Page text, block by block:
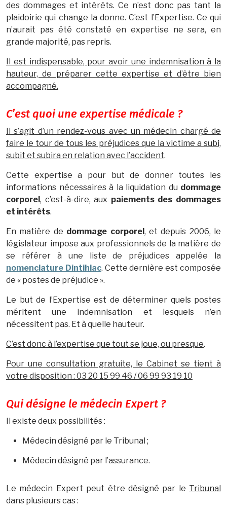
des dommages et intérêts. Ce n’est donc pas tant la
plaidoirie qui change la donne. C’est l’Expertise. Ce qui
n’aurait pas été constaté en expertise ne sera, en
grande majorité, pas repris.
Il est indispensable, pour avoir une indemnisation à la
hauteur, de préparer cette expertise et d’être bien
accompagné.
C’est quoi une expertise médicale ?
Il s’agit d’un rendez-vous avec un médecin chargé de
faire le tour de tous les préjudices que la victime a subi,
subit et subira en relation avec l’accident.
Cette expertise a pour but de donner toutes les
informations nécessaires à la liquidation du dommage
corporel , c’est-à-dire, aux paiements des dommages
et intérêts.
En matière de dommage corporel , et depuis 2006, le
législateur impose aux professionnels de la matière de
se référer à une liste de préjudices appelée la
nomenclature Dintihlac. Cette dernière est composée
de « postes de préjudice ».
Le but de l’Expertise est de déterminer quels postes
méritent une indemnisation et lesquels n’en
nécessitent pas. Et à quelle hauteur.
C’est donc à l’expertise que tout se joue, ou presque.
Pour une consultation gratuite, le Cabinet se tient à
votre disposition : 03 20 15 99 46 / 06 99 93 19 10
Qui désigne le médecin Expert ?
Il existe deux possibilités :
Médecin désigné par le Tribunal ;
Médecin désigné par l’assurance.
Le médecin Expert peut être désigné par le Tribunal
dans plusieurs cas :